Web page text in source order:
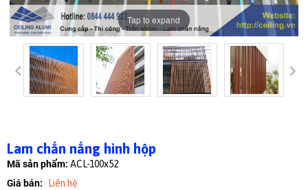
Tap to expand
Lam chắn nắng hình hộp
Mã sản phẩm: ACL-100x52
Giá bán: Liên hệ